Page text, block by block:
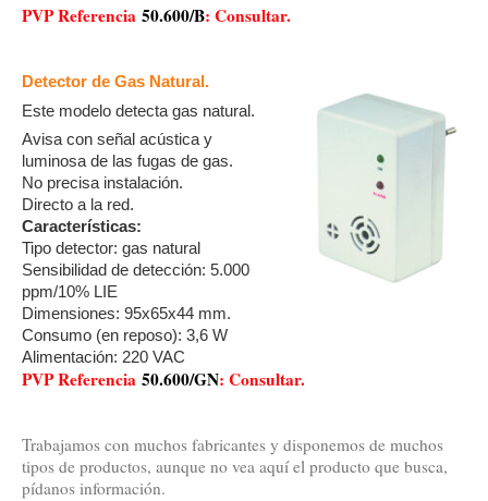
PVP Referencia 50.600/B: Consultar.
Detector de Gas Natural.
Este modelo detecta gas natural.
Avisa con señal acústica y
luminosa de las fugas de gas.
No precisa instalación.
Directo a la red.
Características:
Tipo detector: gas natural
Sensibilidad de detección: 5.000
ppm/10% LIE
Dimensiones: 95x65x44 mm.
Consumo (en reposo): 3,6 W
Alimentación: 220 VAC
PVP Referencia 50.600/GN: Consultar.
Trabajamos con muchos fabricantes y disponemos de muchos
tipos de productos, aunque no vea aquí el producto que busca,
pídanos información.